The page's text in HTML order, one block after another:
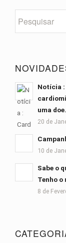
Notícia
uma
20 de
10 de
Sabe o
Tenho o
8 de